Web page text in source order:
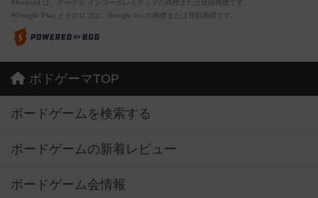
※Android は、グーグル インコーポレイテッドの商標または登録商標です。
※Google Play とそのロゴは、Google Inc.の商標または登録商標です。
ボドゲーマTOP
ボードゲームを検索する
ボードゲームの新着レビュー
ボードゲーム会情報